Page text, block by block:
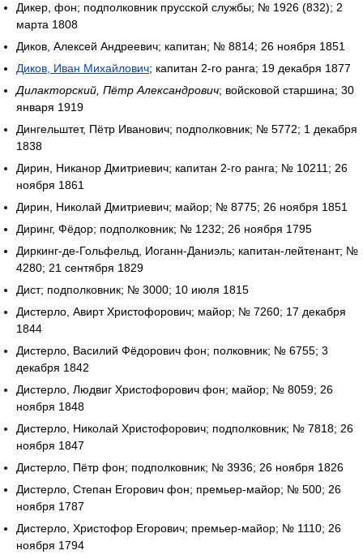
Дикер, фон; подполковник прусской службы; № 1926 (832); 2
марта 1808
Диков, Алексей Андреевич; капитан; № 8814; 26 ноября 1851
Диков, Иван Михайлович; капитан 2-го ранга; 19 декабря 1877
Дилакторский, Пётр Александрович; войсковой старшина; 30
января 1919
Дингельштет, Пётр Иванович; подполковник; № 5772; 1 декабря
1838
Дирин, Никанор Дмитриевич; капитан 2-го ранга; № 10211; 26
ноября 1861
Дирин, Николай Дмитриевич; майор; № 8775; 26 ноября 1851
Диринг, Фёдор; подполковник; № 1232; 26 ноября 1795
Диркинг-де-Гольфельд, Иоганн-Даниэль; капитан-лейтенант; №
4280; 21 сентября 1829
Дист; подполковник; № 3000; 10 июля 1815
Дистерло, Авирт Христофорович; майор; № 7260; 17 декабря
1844
Дистерло, Василий Фёдорович фон; полковник; № 6755; 3
декабря 1842
Дистерло, Людвиг Христофорович фон; майор; № 8059; 26
ноября 1848
Дистерло, Николай Христофорович; подполковник; № 7818; 26
ноября 1847
Дистерло, Пётр фон; подполковник; № 3936; 26 ноября 1826
Дистерло, Степан Егорович фон; премьер-майор; № 500; 26
ноября 1787
Дистерло, Христофор Егорович; премьер-майор; № 1110; 26
ноября 1794